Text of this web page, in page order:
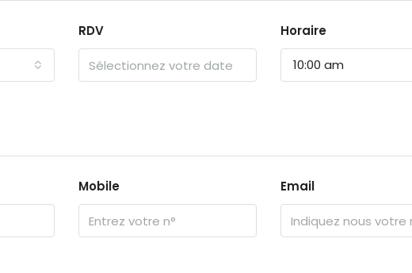
RDV Horaire
10:00 am
Mobile Email